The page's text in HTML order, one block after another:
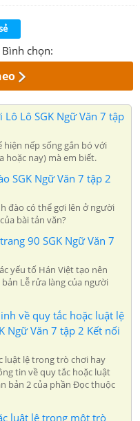
Bình chọn:
Lô SGK Ngữ Văn 7 tập
nếp sống gắn bó với
hoặc nay) mà em biết.
SGK Ngữ Văn 7 tập 2
đào có thể gợi lên ở người
bài tản văn?
90 SGK Ngữ Văn 7
yếu tố Hán Việt tạo nên
Lễ rửa làng của người
về quy tắc hoặc luật lệ
Ngữ Văn 7 tập 2 Kết nối
luật lệ trong trò chơi hay
tin về quy tắc hoặc luật
bản 2 của phần Đọc thuộc
luật lệ trong một trò